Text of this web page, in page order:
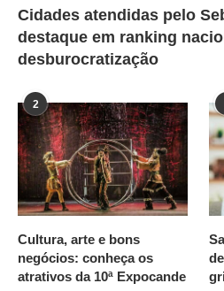
Cidades atendidas pelo
destaque em ranking
desburocratização
2
Cultura, arte e bons
negócios: conheça os
atrativos da 10ª Expocande